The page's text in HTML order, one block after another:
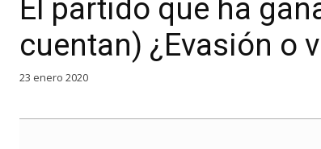
El partido que ha
cuentan) ¿Evasión o
23 enero 2020